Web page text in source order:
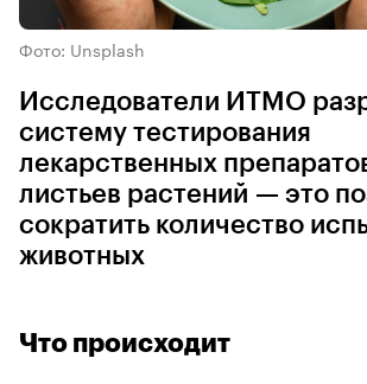
Фото: Unsplash
Исследователи ИТМО
систему тестирования
лекарственных
листьев растений — это
сократить количество
животных
Что происходит